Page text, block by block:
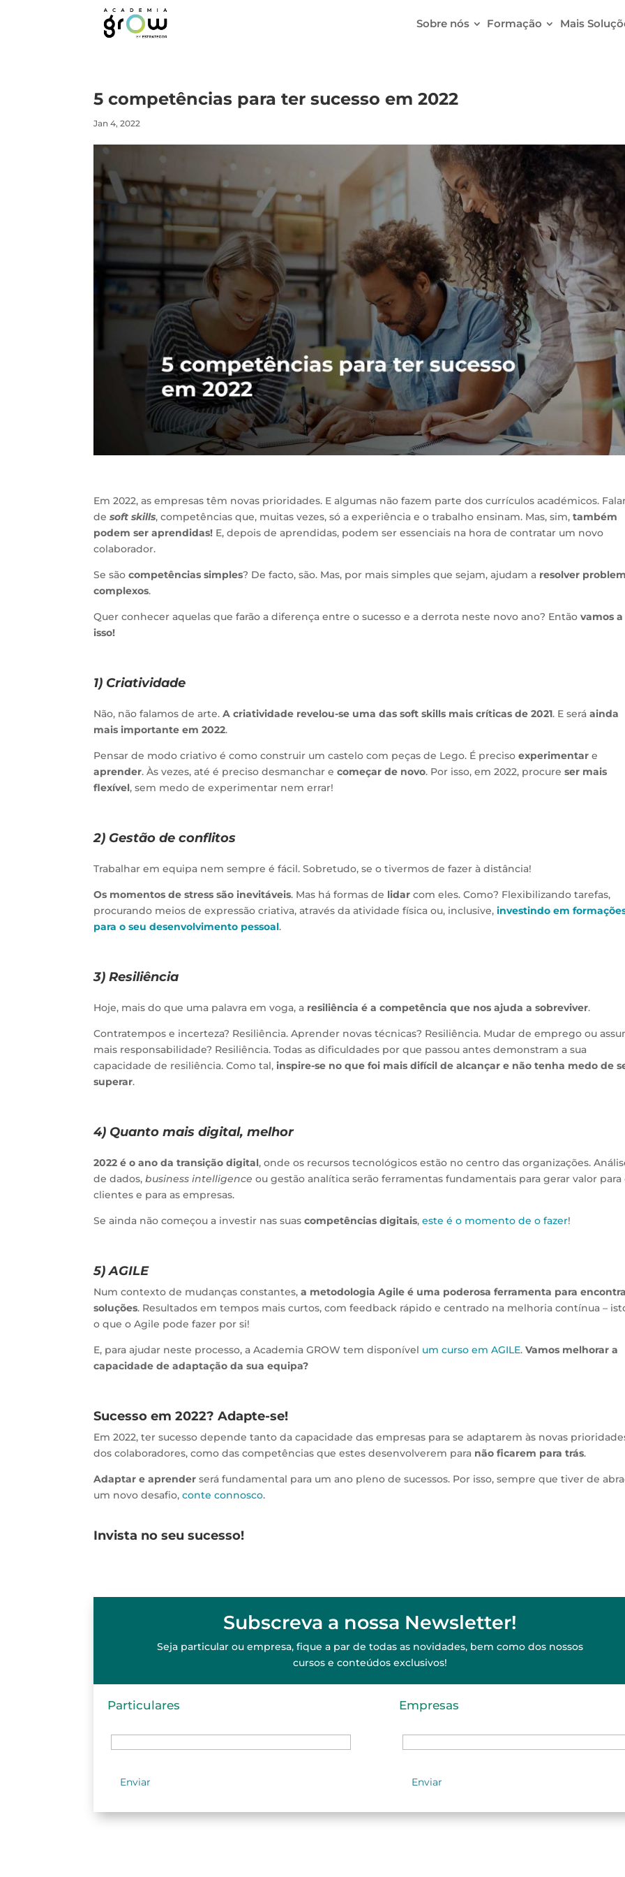
Sobre nós Formação Mais
5 competências para ter sucesso em 2022
Jan 4, 2022
Em 2022, as empresas têm novas prioridades. E algumas não fazem parte dos currículos académicos.
desoft skills, competências que, muitas vezes, só a experiência e o trabalho ensinam. Mas, sim,também
podem ser aprendidas! E, depois de aprendidas, podem ser essenciais na hora de contratar um novo
colaborador.
Se sãocompetências simples? De facto, são. Mas, por mais simples que sejam, ajudam a resolver
complexos.
Quer conhecer aquelas que farão a diferença entre o sucesso e a derrota neste novo ano? Entãovamos a
isso!
1) Criatividade
Não, não falamos de arte.A criatividade revelou-se uma das soft skills mais críticas de 2021. E seráainda
mais importante em 2022.
Pensar de modo criativo é como construir um castelo com peças de Lego. É precisoexperimentar e
aprender. Às vezes, até é preciso desmanchar ecomeçar de novo. Por isso, em 2022, procureser mais
flexível, sem medo de experimentar nem errar!
2) Gestão de conflitos
Trabalhar em equipa nem sempre é fácil. Sobretudo, se o tivermos de fazer à distância!
Os momentos de stress são inevitáveis. Mas há formas de lidar com eles. Como? Flexibilizando tarefas,
procurando meios de expressão criativa, através da atividade física ou, inclusive,investindo em
para o seu desenvolvimento pessoal.
3) Resiliência
Hoje, mais do que uma palavra em voga, a resiliência é a competência que nos ajuda a sobreviver.
Contratempos e incerteza? Resiliência. Aprender novas técnicas? Resiliência. Mudar de emprego ou
mais responsabilidade? Resiliência. Todas as dificuldades por que passou antes demonstram a sua
capacidade de resiliência. Como tal,inspire-se no que foi mais difícil de alcançar e não tenha medo de
superar.
4) Quanto mais digital, melhor
2022 é o ano da transição digital, onde os recursos tecnológicos estão no centro das organizações.
de dados,business intelligence ou gestão analítica serão ferramentas fundamentais para gerar valor para
clientes e para as empresas.
Se ainda não começou a investir nas suascompetências digitais,este é o momento de o fazer!
5) AGILE
Num contexto de mudanças constantes,a metodologia Agile é uma poderosa ferramenta para
soluções. Resultados em tempos mais curtos, com feedback rápido e centrado na melhoria contínua –
o que o Agile pode fazer por si!
E, para ajudar neste processo, a Academia GROW tem disponível um curso em AGILE.Vamos melhorar a
capacidade de adaptação da sua equipa?
Sucesso em 2022? Adapte-se!
Em 2022, ter sucesso depende tanto da capacidade das empresas para se adaptarem às novas
dos colaboradores, como das competências que estes desenvolverem para não ficarem para trás.
Adaptar e aprender será fundamental para um ano pleno de sucessos. Por isso, sempre que tiver de
um novo desafio,conte connosco.
Invista no seu sucesso!
Subscreva a nossa Newsletter!
Seja particular ou empresa, fique a par de todas as novidades, bem como dos nossos
cursos e conteúdos exclusivos!
Particulares Empresas